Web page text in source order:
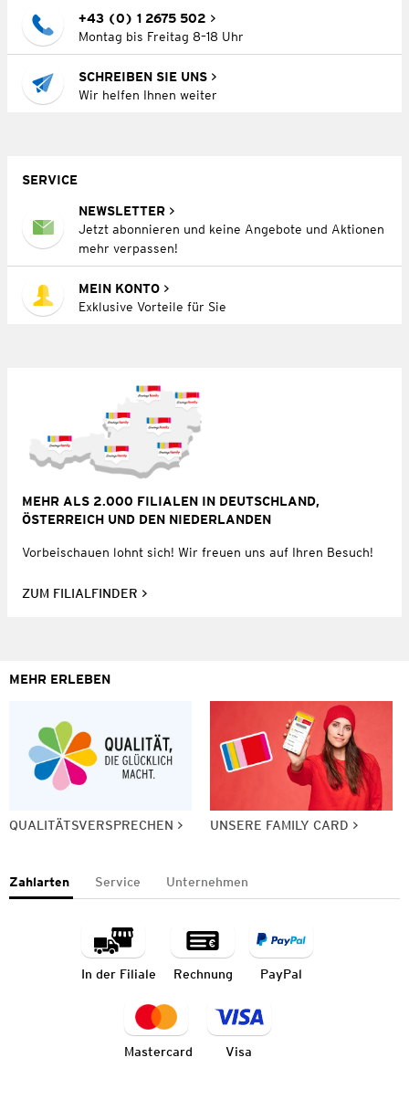
+43 (0) 1 2675 502
Montag bis Freitag 8–18 Uhr
SCHREIBEN SIE UNS
Wir helfen Ihnen weiter
SERVICE
NEWSLETTER
Jetzt abonnieren und keine Angebote und Aktionen
mehr verpassen!
MEIN KONTO
Exklusive Vorteile für Sie
MEHR ALS 2.000 FILIALEN IN DEUTSCHLAND,
ÖSTERREICH UND DEN NIEDERLANDEN
Vorbeischauen lohnt sich! Wir freuen uns auf Ihren Besuch!
ZUM FILIALFINDER
MEHR ERLEBEN
QUALITÄTSVERSPRECHEN UNSERE FAMILY CARD
Zahlarten Service Unternehmen
In der Filiale Rechnung PayPal
Mastercard Visa